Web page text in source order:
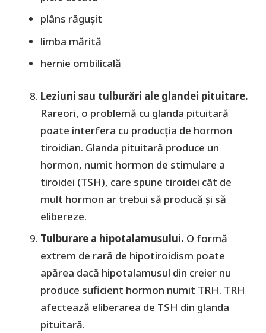
plâns răgușit
limba mărită
hernie ombilicală
Leziuni sau tulburări ale glandei pituitare.
Rareori, o problemă cu glanda pituitară
poate interfera cu producția de hormon
tiroidian. Glanda pituitară produce un
hormon, numit hormon de stimulare a
tiroidei (TSH), care spune tiroidei cât de
mult hormon ar trebui să producă și să
elibereze.
Tulburare a hipotalamusului. O formă
extrem de rară de hipotiroidism poate
apărea dacă hipotalamusul din creier nu
produce suficient hormon numit TRH. TRH
afectează eliberarea de TSH din glanda
pituitară.